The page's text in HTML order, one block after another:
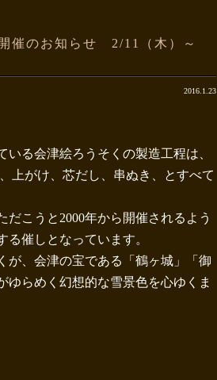
催のお知らせ 2/11（木）～
2016.1.23
る会津絵ろうそくの製造工程は、
上がけ、芯だし、串ぬき、とすべて
こうと2000年から開催されるよう
催しとなっています。
が、会津の宝である「鶴ヶ城」「御
らめく幻想的な雪景色を心ゆくま